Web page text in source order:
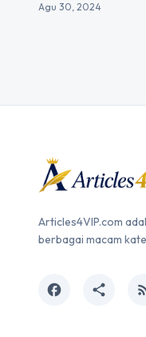
Agu 30, 2024
Articles4VIP.com
berbagai macam
facebook share